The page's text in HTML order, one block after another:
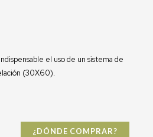
el uso de un sistema de
(30X60).
¿DÓNDE COMPRAR?